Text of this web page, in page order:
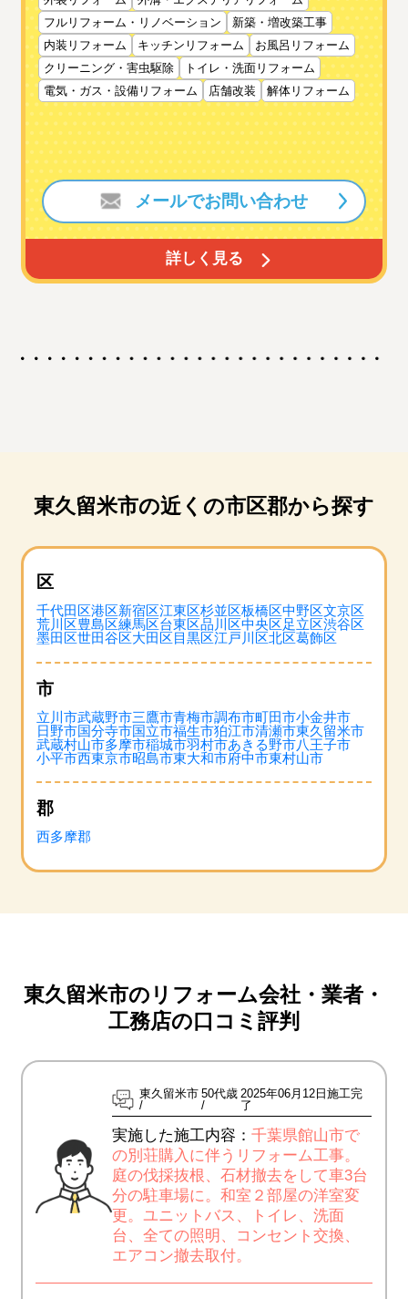
フルリフォーム・リノベーション
新築・増改築工事
内装リフォーム
キッチンリフォーム
お風呂リフォーム
クリーニング・害虫駆除
トイレ・洗面リフォーム
電気・ガス・設備リフォーム
店舗改装 解体リフォーム
詳しく見る
メールでお問い合わせ
東久留米市の近くの市区郡から探す
区
千代田区港区新宿区江東区杉並区板橋区中野区文京区
荒川区豊島区練馬区台東区品川区中央区足立区渋谷区
墨田区世田谷区大田区目黒区江戸川区北区葛飾区
市
立川市武蔵野市三鷹市青梅市調布市町田市小金井市
日野市国分寺市国立市福生市狛江市清瀬市東久留米市
武蔵村山市多摩市稲城市羽村市あきる野市八王子市
小平市西東京市昭島市東大和市府中市東村山市
郡
西多摩郡
東久留米市のリフォーム会社・業者・
工務店の口コミ評判
東久留米市 50代歳 2025年06月12日施工完
了
実施した施工内容：千葉県館山市で
の別荘購入に伴うリフォーム工事。
庭の伐採抜根、石材撤去をして車3台
分の駐車場に。和室２部屋の洋室変
更。ユニットバス、トイレ、洗面
台、全ての照明、コンセント交換、
エアコン撤去取付。